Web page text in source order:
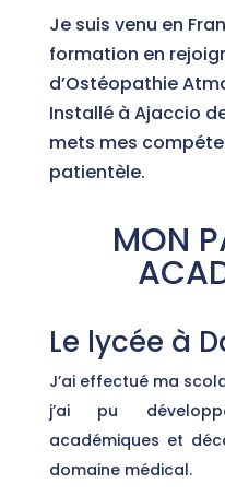
Je suis venu en
formation en
d’Ostéopathie
Installé à Ajaccio
mets mes
patientèle.
MON
Le lycée à
J’ai effectué ma
j’ai pu
académiques et
domaine médical.